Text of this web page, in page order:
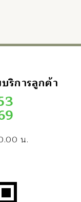
ริการลูกค้า
น.